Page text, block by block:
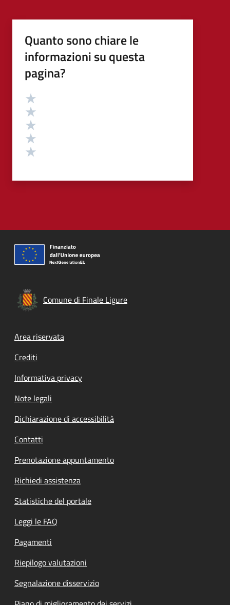
Quanto sono chiare le
informazioni su questa
pagina?
Valutazione
Comune di Finale Ligure
Footer menu
Area riservata
Crediti
Informativa privacy
Note legali
Dichiarazione di accessibilità
Contatti
Prenotazione appuntamento
Richiedi assistenza
Statistiche del portale
Leggi le FAQ
Pagamenti
Riepilogo valutazioni
Segnalazione disservizio